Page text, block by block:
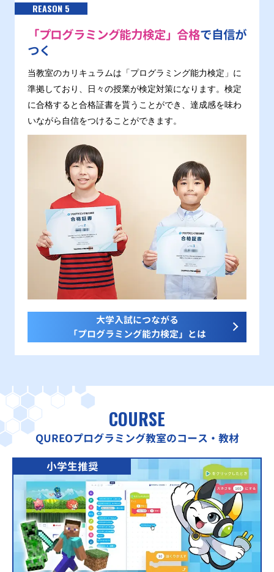
REASON 5
「プログラミング能力検定」合格で自信が
つく
当教室のカリキュラムは「プログラミング能力検定」に
準拠しており、日々の授業が検定対策になります。検定
に合格すると合格証書を貰うことができ、達成感を味わ
いながら自信をつけることができます。
大学入試につながる
「プログラミング能力検定」とは
COURSE
QUREOプログラミング教室のコース・教材
小学生推奨